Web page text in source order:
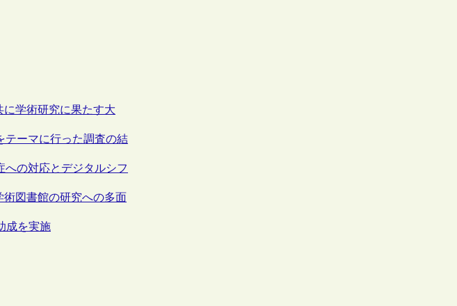
学術研究に果たす大
テーマに行った調査の結
の対応とデジタルシフ
図書館の研究への多面
成を実施